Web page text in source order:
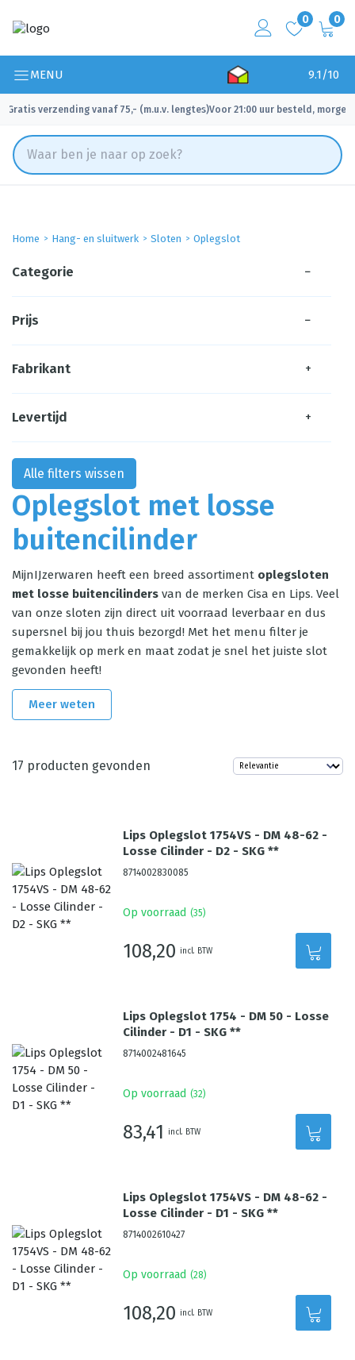
0 0
MENU 9.1/10
Gratis verzending vanaf 75,- (m.u.v. lengtes)
✓ Voor 21:00 uur besteld, morgen
Home Hang- en sluitwerk Sloten Oplegslot
Oplegslot met losse
buitencilinder
MijnIJzerwaren heeft een breed assortiment oplegsloten
met losse buitencilinders van de merken Cisa en Lips. Veel
van onze sloten zijn direct uit voorraad leverbaar en dus
supersnel bij jou thuis bezorgd! Met het menu filter je
gemakkelijk op merk en maat zodat je snel het juiste slot
gevonden heeft!
Meer weten
17 producten gevonden
Lips Oplegslot 1754VS - DM 48-62 -
Losse Cilinder - D2 - SKG **
8714002830085
Op voorraad (35)
108,20 incl. BTW
Lips Oplegslot 1754 - DM 50 - Losse
Cilinder - D1 - SKG **
8714002481645
Op voorraad (32)
83,41 incl. BTW
Lips Oplegslot 1754VS - DM 48-62 -
Losse Cilinder - D1 - SKG **
8714002610427
Op voorraad (28)
108,20 incl. BTW
Categorie −
Prijs −
Fabrikant +
Levertijd +
Alle filters wissen